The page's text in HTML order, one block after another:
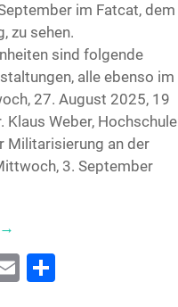
im Fatcat, dem
zu sehen.
sind folgende
alle ebenso im
27. August 2025, 19
Klaus Weber, Hochschule
Militarisierung an der
3. September
→
Email